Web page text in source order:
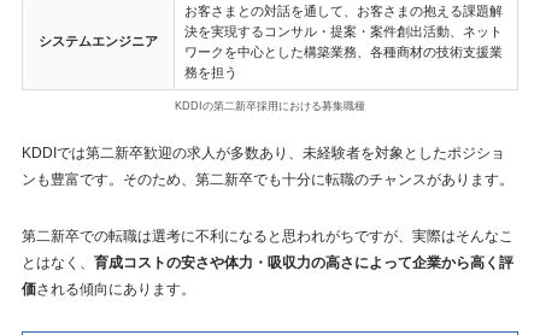
システムエンジニア
お客さまとの対話を通して、お客さまの抱える課題解
決を実現するコンサル・提案・案件創出活動、ネット
ワークを中心とした構築業務、各種商材の技術支援業
務を担う
KDDIの第二新卒採用における募集職種
KDDIでは第二新卒歓迎の求人が多数あり、未経験者を対象としたポジショ
ンも豊富です。そのため、第二新卒でも十分に転職のチャンスがあります。
第二新卒での転職は選考に不利になると思われがちですが、実際はそんなこ
とはなく、 育成コストの安さや体力・吸収力の高さによって企業から高く評
価される傾向にあります。